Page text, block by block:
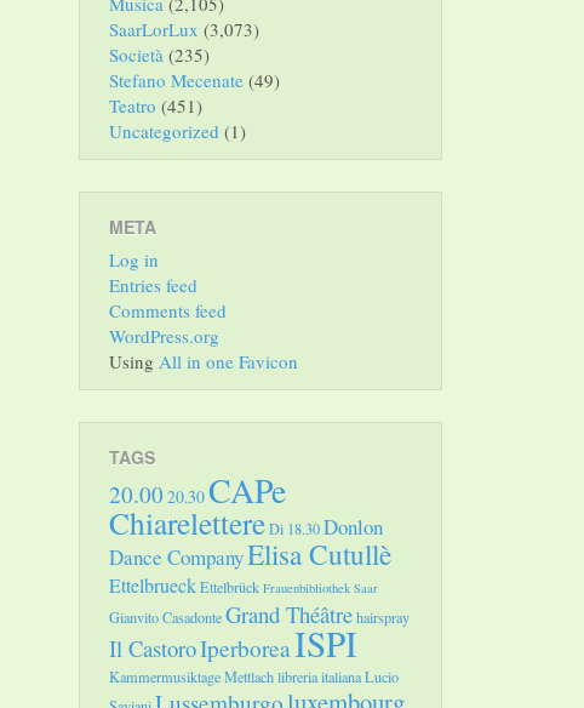
SaarLorLux (3,073)
Società (235)
Stefano Mecenate (49)
Teatro (451)
Uncategorized (1)
META
Log in
Entries feed
Comments feed
WordPress.org
Using All in one Favicon
TAGS
20.00 20.30CAPe
ChiarelettereDi 18.30Donlon
Dance CompanyElisa Cutullè
EttelbrueckEttelbrück Frauenbibliothek Saar
Gianvito CasadonteGrand Théâtrehairspray
Il CastoroIperboreaISPI
Kammermusiktage Mettlachlibreria italianaLucio